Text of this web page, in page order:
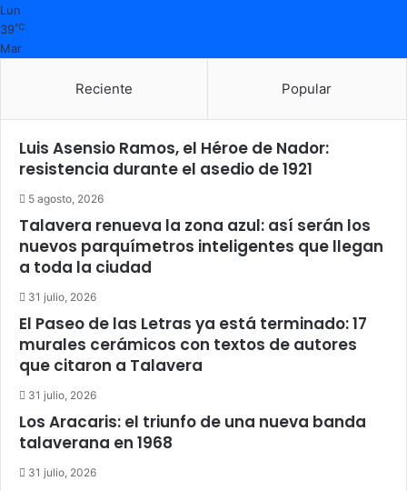
Lun
39℃
Mar
Reciente Popular
Luis Asensio Ramos, el Héroe de Nador:
resistencia durante el asedio de 1921
5 agosto, 2026
Talavera renueva la zona azul: así serán los
nuevos parquímetros inteligentes que llegan
a toda la ciudad
31 julio, 2026
El Paseo de las Letras ya está terminado: 17
murales cerámicos con textos de autores
que citaron a Talavera
31 julio, 2026
Los Aracaris: el triunfo de una nueva banda
talaverana en 1968
31 julio, 2026